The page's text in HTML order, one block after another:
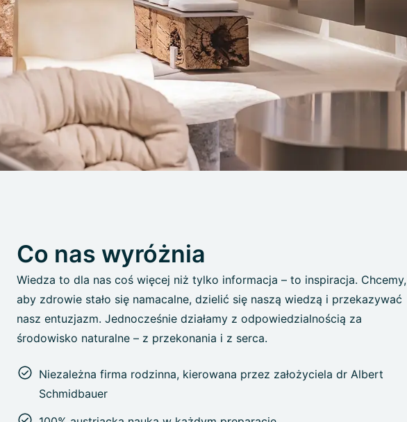
Co nas wyróżnia
Wiedza to dla nas coś więcej niż tylko informacja – to inspiracja. Chcemy,
aby zdrowie stało się namacalne, dzielić się naszą wiedzą i przekazywać
nasz entuzjazm. Jednocześnie działamy z odpowiedzialnością za
środowisko naturalne – z przekonania i z serca.
Niezależna firma rodzinna, kierowana przez założyciela dr Albert
Schmidbauer